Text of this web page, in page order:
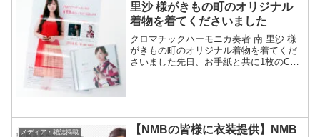
里沙 様がきもの町のオリジナル
着物を着てくださいました
クロマチックハーモニカ奏者 南 里沙 様
がきもの町のオリジナル着物を着てくだ
さいました先日、お手紙と共に1枚のCD
メディア・雑誌掲載
【NMBの皆様に衣装提供】NMB